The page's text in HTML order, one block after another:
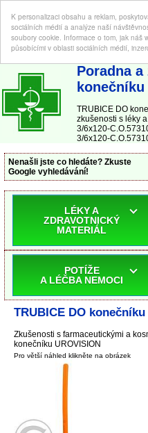
K personalizaci obsahu a reklam,
sociálních médií a analýze naší
soubory cookie. Informace o tom, jak náš
působícími v oblasti sociálních médií,
ABC-LEKARNA.cz | Poradna a
Poradna a
konečníku
TRUBICE DO
zkušenosti s léky
3/6x120-
3/6x120-
Nenašli jste co hledáte? Zkuste
Google vyhledávání!
LÉKY A
ZDRAVOTNICKÝ
MATERIÁL
POTÍŽE
A LÉČBA NEMOCI
TRUBICE DO
Zkušenosti s farmaceutickými a
konečníku UROVISION
Pro větší náhled klikněte na obrázek